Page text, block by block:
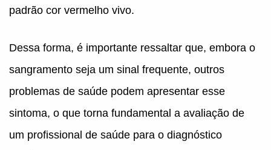
padrão cor vermelho vivo.
Dessa forma, é importante ressaltar que, embora o
sangramento seja um sinal frequente, outros
problemas de saúde podem apresentar esse
sintoma, o que torna fundamental a avaliação de
um profissional de saúde para o diagnóstico